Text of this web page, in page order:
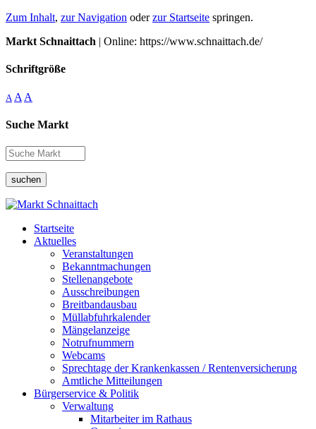
Zum Inhalt, zur Navigation oderzur Startseite springen.
Markt Schnaittach | Online: https://www.schnaittach.de/
Schriftgröße
A A A
Suche Markt
suchen
Startseite
Aktuelles
Veranstaltungen
Bekanntmachungen
Stellenangebote
Ausschreibungen
Breitbandausbau
Müllabfuhrkalender
Mängelanzeige
Notrufnummern
Webcams
Sprechtage der Krankenkassen / Rentenversicherung
Amtliche Mitteilungen
Bürgerservice & Politik
Verwaltung
Mitarbeiter im Rathaus